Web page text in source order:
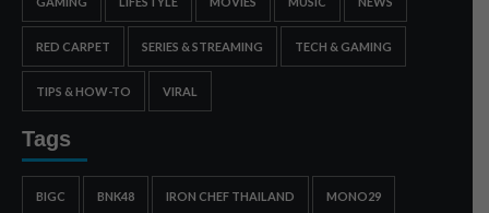
RED CARPET SERIES & STREAMING TECH & GAMING
TIPS & HOW-TO VIRAL
Tags
BIGC BNK48 IRON CHEF THAILAND MONO29